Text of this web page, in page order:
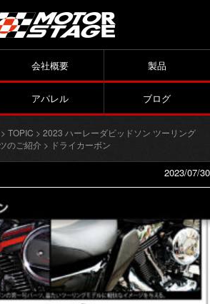
会社概要 製品
アパレル ブログ
> TOPIC > 2023 ハーレーダビッドソン ツーリング
のご紹介 > ドライカーボン
2023/07/30